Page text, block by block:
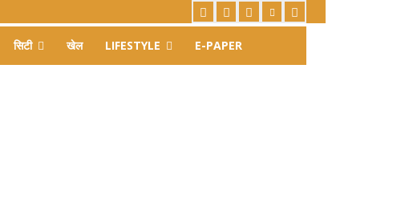
सिटी खेल LIFESTYLE E-PAPER